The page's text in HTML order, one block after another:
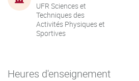
UFR Sciences et
Techniques des
Activités Physiques et
Sportives
Heures d'enseignement